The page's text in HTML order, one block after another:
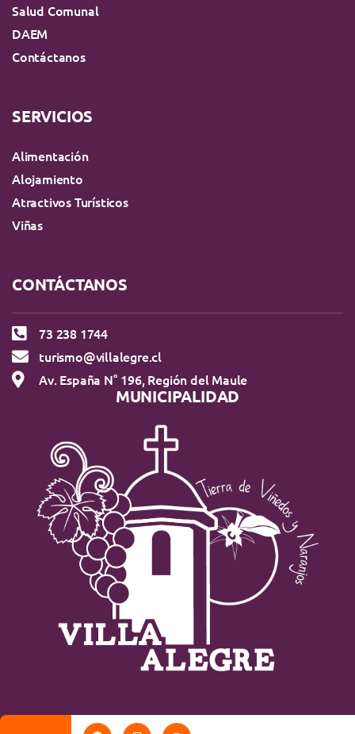
Salud Comunal
DAEM
Contáctanos
SERVICIOS
Alimentación
Alojamiento
Atractivos Turísticos
Viñas
CONTÁCTANOS
73 238 1744
turismo@villalegre.cl
Av. España N° 196, Región del Maule
MUNICIPALIDAD